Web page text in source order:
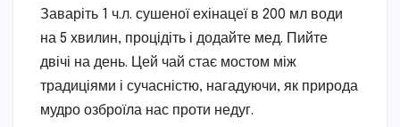
Заваріть 1 ч.л. сушеної ехінацеї в 200 мл води
на 5 хвилин, процідіть і додайте мед. Пийте
двічі на день. Цей чай стає мостом між
традиціями і сучасністю, нагадуючи, як природа
мудро озброїла нас проти недуг.